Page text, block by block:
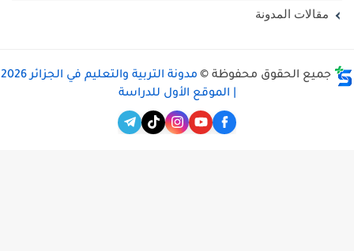
مقالات المدونة
جميع الحقوق محفوظة ©
مدونة التربية والتعليم في الجزائر 2026
| الموقع الأول للدراسة